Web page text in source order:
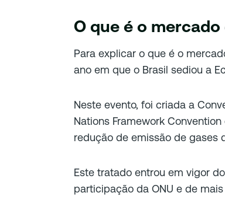
O que é o
Para explicar o que é o
ano em que o Brasil sediou a
Neste evento, foi criada a
Nations Framework
redução de emissão de gases
Este tratado entrou em vigor
participação da ONU e de